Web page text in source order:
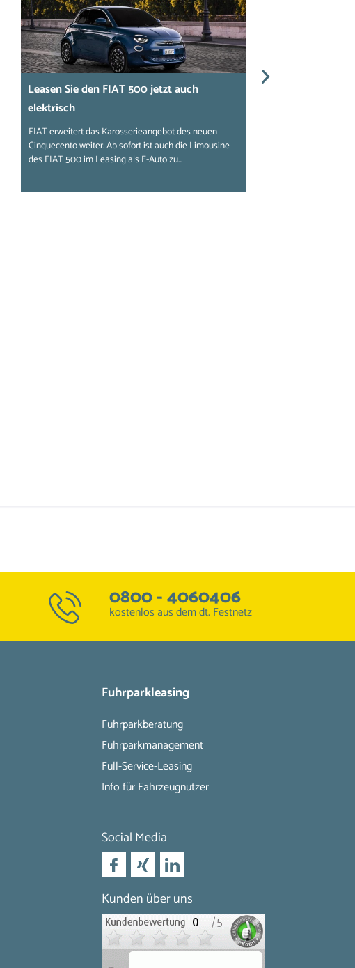
Leasen Sie den FIAT 500 jetzt auch
elektrisch
FIAT erweitert das Karosserieangebot des neuen
Cinquecento weiter. Ab sofort ist auch die Limousine
des FIAT 500 im Leasing als E-Auto zu...
0800 - 4060406
kostenlos aus dem dt. Festnetz
Fuhrparkleasing
Fuhrparkberatung
Fuhrparkmanagement
Full-Service-Leasing
Info für Fahrzeugnutzer
Social Media
Kunden über uns